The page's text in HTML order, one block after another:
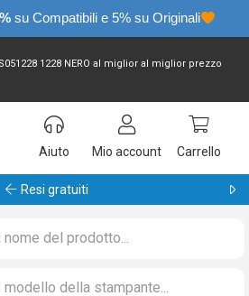
su Compatibili e 5% su Originali
1228 NERO al miglior al miglior prezzo
Aiuto
Mio account Carrello
Garanzia 24 mesi